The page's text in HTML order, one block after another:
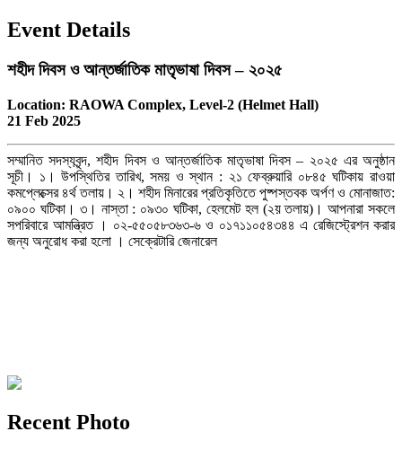
Event Details
শহীদ দিবস ও আন্তর্জাতিক মাতৃভাষা দিবস – ২০২৫
Location: RAOWA Complex, Level-2 (Helmet Hall)
21 Feb 2025
সম্মানিত সদস্যবৃন্দ, শহীদ দিবস ও আন্তর্জাতিক মাতৃভাষা দিবস – ২০২৫ এর অনুষ্ঠান
সূচী। ১। উপস্থিতির তারিখ, সময় ও স্থান : ২১ ফেব্রুয়ারি ০৮৪৫ ঘটিকায় রাওয়া
কমপ্লেক্সের ৪র্থ তলায়। ২। শহীদ মিনারের প্রতিকৃতিতে পুষ্পস্তবক অর্পণ ও মোনাজাত:
০৯০০ ঘটিকা। ৩। নাস্তা : ০৯৩০ ঘটিকা, হেলমেট হল (২য় তলায়)। আপনারা সকলে
সপরিবারে আমন্ত্রিত । ০২-৫৫০৫৮৩৬৩-৬ ও ০১৭১১০৫৪৩৪৪ এ রেজিস্ট্রেশন করার
জন্য অনুরোধ করা হলো । সেক্রেটারি জেনারেল
Recent Photo